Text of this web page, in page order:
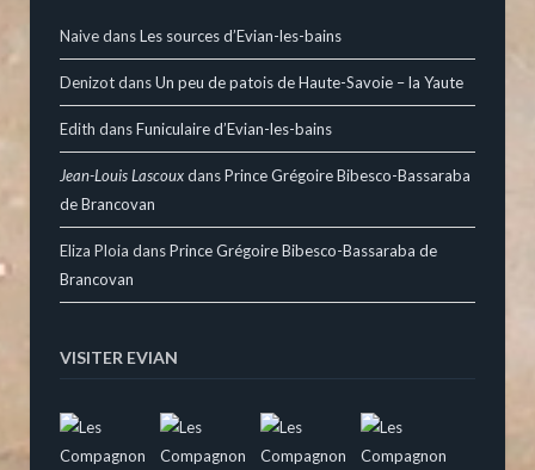
NaivedansLes sources d’Evian-les-bains
DenizotdansUn peu de patois de Haute-Savoie – la Yaute
Edith dansFuniculaire d’Evian-les-bains
Jean-Louis LascouxdansPrince Grégoire Bibesco-Bassaraba
de Brancovan
Eliza Ploia dansPrince Grégoire Bibesco-Bassaraba de
Brancovan
VISITER EVIAN